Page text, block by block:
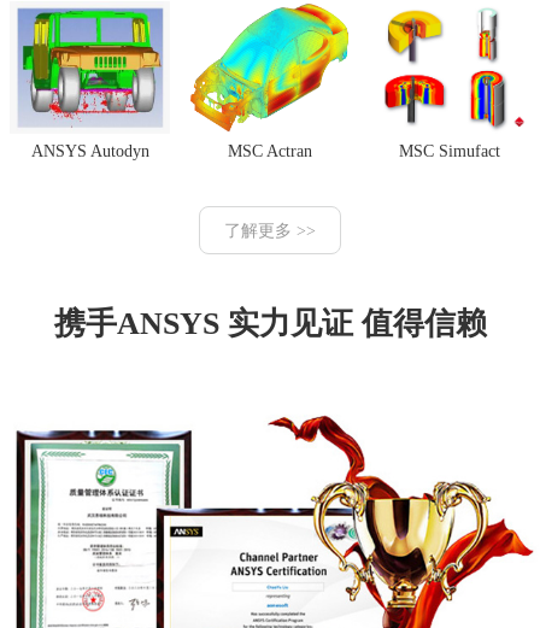
ANSYS Autodyn MSC Actran MSC Simufact
了解更多 >>
携手ANSYS 实力见证 值得信赖